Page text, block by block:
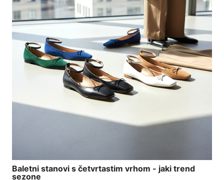
Baletni stanovi s četvrtastim vrhom - jaki trend
sezone